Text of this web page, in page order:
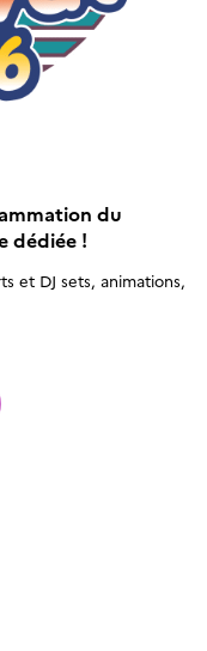
du
dédiée !
et DJ sets, animations,